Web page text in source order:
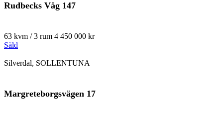
Rudbecks Väg 147
63 kvm / 3 rum 4 450 000 kr
Såld
Silverdal, SOLLENTUNA
Margreteborgsvägen 17